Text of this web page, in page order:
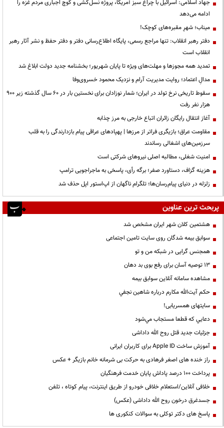
جهاد اسلامی: اسرائیل با چراغ سبز آمریکا، پروژه نسل‌کشی و کوچ اجباری مردم غزه را
ادامه می‌دهد
میناب؛ شهرِ مقبره‌های کوچک!
دفتر رهبر انقلاب: تنها مراجع رسمی، پایگاه اطلاع‌رسانی دفتر و دفتر حفظ و نشر آثار رهبر
انقلاب است
تمدید همه مجوزها و مهلت‌های ویژه تا پایان شهریور؛ بخشنامه جدید دولت ابلاغ شد
مدالِ اعتماد؛ روایت مدیریت آرام و نزدیک محمود خسروی‌وفا
سقوط تاریخی نرخ تولد در ایران؛ شمار نوزادان برای نخستین بار در ۶۰ سال گذشته زیر ۹۰۰
هزار نفر رفت
آغاز انتقال رایگان زائران اتباع خارجی به مرز چذابه
مقاومت عراق؛ بازیگری فراتر از مرزها | پهپادهای عراقی پیام بازدارندگی را به قلب
سرزمین‌های اشغالی رساندند
‌امنیت شغلی، مطالبه اصلی نیروهای شرکتی است
هزینه گزاف، دستاورد صفر؛ برگه رأی، پاسخی به ماجراجویی ترامپ
زلزله در دنیای پیام‌رسان‌ها؛ تلگرام ناگهان از اپ‌استور اپل حذف شد
پربحث ترین عناوین
هشتمین کلان شهر ایران مشخص شد
سوابق بیمه شدگان روی سایت تامین اجتماعی
همجنس گرایی در شبکه من و تو
13 توصیه آسان برای رفع بوی بد دهان
مشاهده سامانه آنلاين سوابق بیمه
حكم آيت‌الله مكارم درباره شاهين نجفي
سایتهای همسریابی!
دعايي كه قطعا مستجاب مي‌شود
جزئیات جدید قتل روح الله داداشی
آموزش ساخت Apple ID برای کاربران ایرانی
راز خنده های اصغر فرهادی به حرکت بی شرمانه خانم بازیگر + عکس
پرداخت ۱۰۰ درصد پاداش پایان خدمت فرهنگیان
خلافی آنلاین/استعلام خلافی خودرو از طریق اینترنت، پیام کوتاه ، تلفن
جسدغرق درخون روح الله داداشی (عکس)
پاسخ های دکتر توکلی به سوالات کنکوری ها